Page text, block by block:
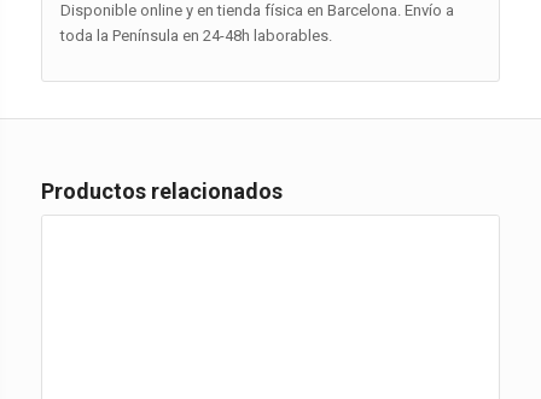
Disponible online y en tienda física en Barcelona. Envío a
toda la Península en 24-48h laborables.
Productos relacionados